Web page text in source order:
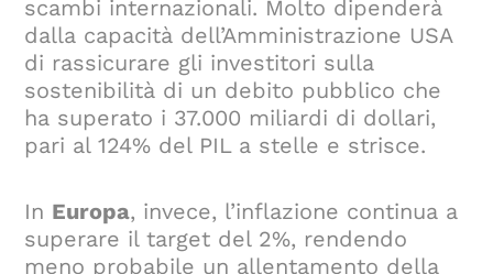
scambi internazionali. Molto dipenderà
dalla capacità dell’Amministrazione USA
di rassicurare gli investitori sulla
sostenibilità di un debito pubblico che
ha superato i 37.000 miliardi di dollari,
pari al 124% del PIL a stelle e strisce.
In Europa, invece, l’inflazione continua a
superare il target del 2%, rendendo
meno probabile un allentamento della